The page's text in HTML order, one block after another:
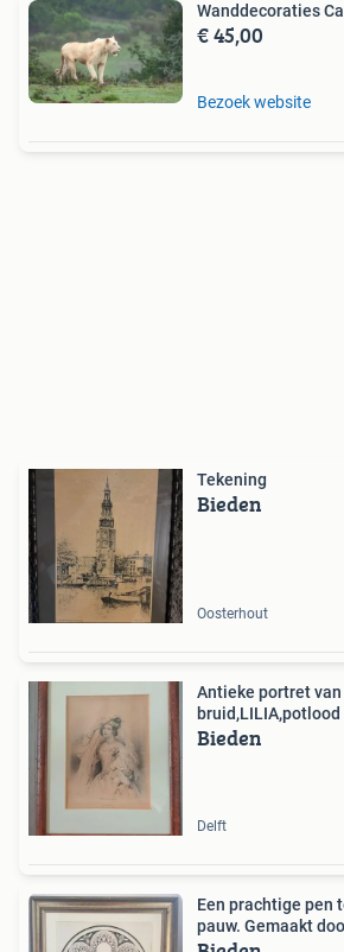
Wanddecoraties
€ 45,00
Bezoek website
Tekening
Bieden
Oosterhout
Antieke portret van
Bieden
Delft
Een prachtige pen
pauw. Gemaakt